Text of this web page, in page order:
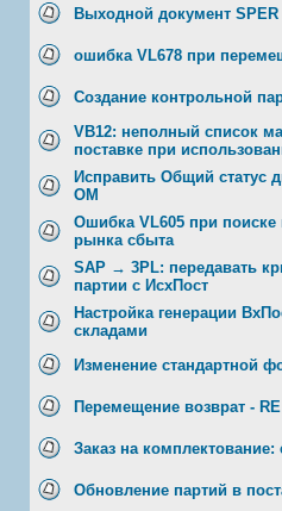
Выходной документ
ошибка VL678 при
Создание контрольной
VB12: неполный список
поставке при
Исправить Общий статус
ОМ
Ошибка VL605 при поиске
рынка сбыта
SAP → 3PL: передавать
партии с ИсхПост
Настройка генерации
складами
Изменение стандартной
Перемещение возврат -
Заказ на
Обновление партий в